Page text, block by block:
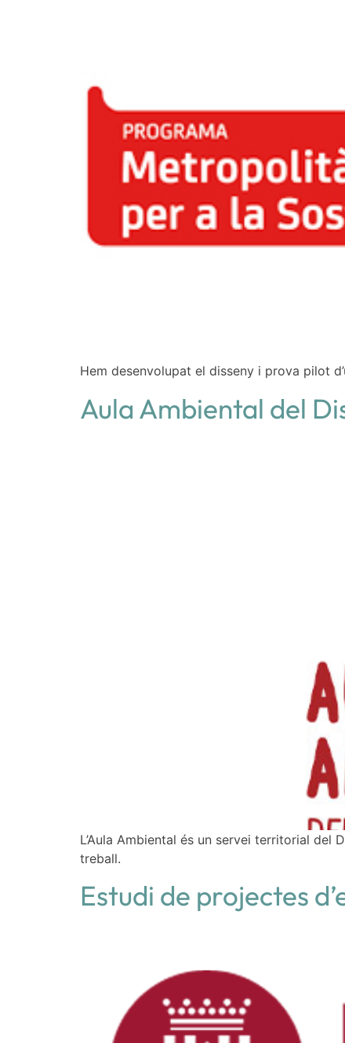
Hem desenvolupat el disseny i prova pilot
Aula Ambiental del
L’Aula Ambiental és un servei territorial
treball.
Estudi de projectes